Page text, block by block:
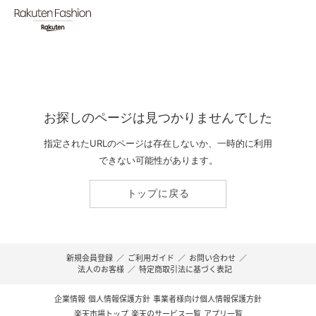
お探しのページは見つかりませんでした
指定されたURLのページは存在しないか、一時的に利用
できない可能性があります。
トップに戻る
新規会員登録 ／ ご利用ガイド ／ お問い合わせ ／
法人のお客様 ／ 特定商取引法に基づく表記
企業情報 個人情報保護方針 事業者様向け個人情報保護方針
楽天市場トップ 楽天のサービス一覧 アプリ一覧